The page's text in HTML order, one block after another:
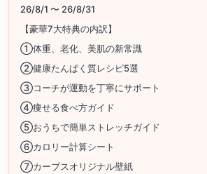
26/8/1 〜 26/8/31
【豪華7大特典の内訳】
①体重、老化、美肌の新常識
②健康たんぱく質レシピ5選
③コーチが運動を丁寧にサポート
④痩せる食べ方ガイド
⑤おうちで簡単ストレッチガイド
⑥カロリー計算シート
⑦カーブスオリジナル壁紙